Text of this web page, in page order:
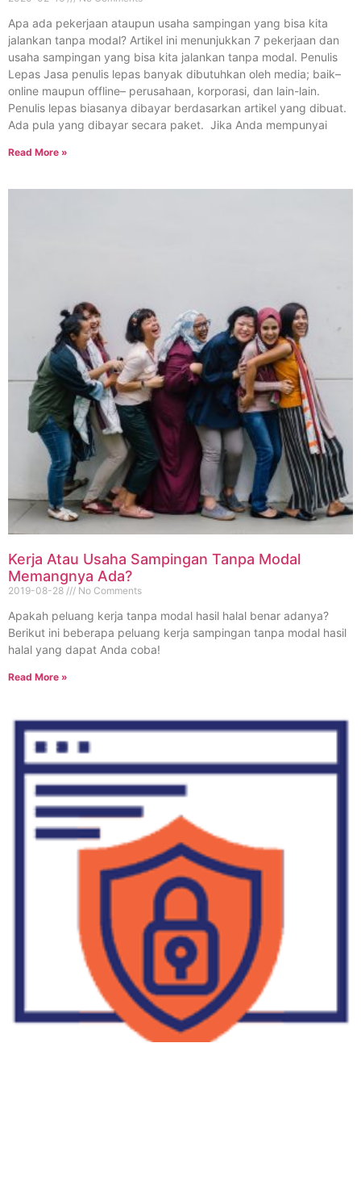
Apa ada pekerjaan ataupun usaha sampingan yang bisa kita
jalankan tanpa modal? Artikel ini menunjukkan 7 pekerjaan dan
usaha sampingan yang bisa kita jalankan tanpa modal. Penulis
Lepas Jasa penulis lepas banyak dibutuhkan oleh media; baik–
online maupun offline– perusahaan, korporasi, dan lain-lain.
Penulis lepas biasanya dibayar berdasarkan artikel yang dibuat.
Ada pula yang dibayar secara paket. Jika Anda mempunyai
Read More »
Kerja Atau Usaha Sampingan Tanpa Modal
Memangnya Ada?
2019-08-28 No Comments
Apakah peluang kerja tanpa modal hasil halal benar adanya?
Berikut ini beberapa peluang kerja sampingan tanpa modal hasil
halal yang dapat Anda coba!
Read More »